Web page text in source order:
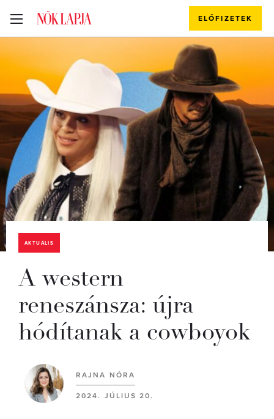
ELŐFIZETEK
AKTUÁLIS
A western
reneszánsza: újra
hódítanak a cowboyok
RAJNA NÓRA
2024. JÚLIUS 20.